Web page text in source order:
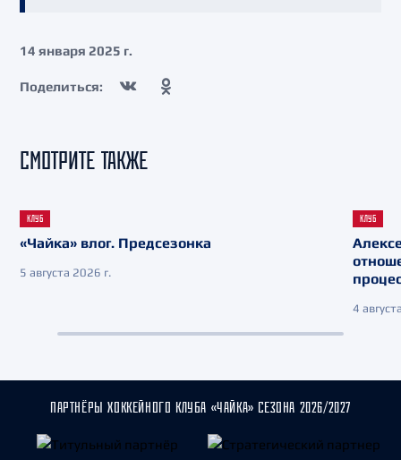
14 января 2025 г.
Поделиться:
СМОТРИТЕ ТАКЖЕ
КЛУБ
«Чайка» влог. Предсезонка
5 августа 2026 г.
КЛУБ
4
ПАРТНЁРЫ ХОККЕЙНОГО КЛУБА «ЧАЙКА» СЕЗОНА 2026/2027